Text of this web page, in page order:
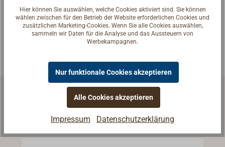
passende Antwort.
Experten kontaktieren
Ähnliche Artikel
Hier können Sie auswählen, welche Cookies aktiviert sind. Sie können
wählen zwischen für den Betrieb der Website erforderlichen Cookies und
zusätzlichen Marketing-Cookies. Wenn Sie alle Cookies auswählen,
sammeln wir Daten für die Analyse und das Aussteuern von
Werbekampagnen.
Nur funktionale Cookies akzeptieren
Alle Cookies akzeptieren
Impressum Datenschutzerklärung